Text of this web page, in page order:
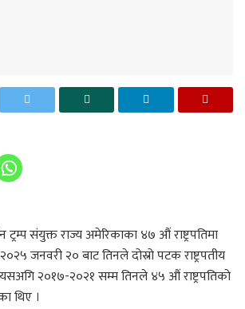
ट्रम्प संयुक्त राज्य अमेरिकाका ४७ औं राष्ट्रपतिमा
जनवरी २० बाट तिनले दोस्रो पटक राष्ट्रपतीय
२०१७-२०२१ सम्म तिनले ४५ औं राष्ट्रपतिको
थिए ।